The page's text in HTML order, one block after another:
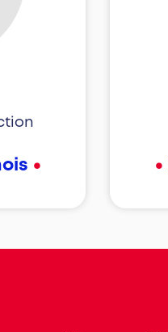
• •